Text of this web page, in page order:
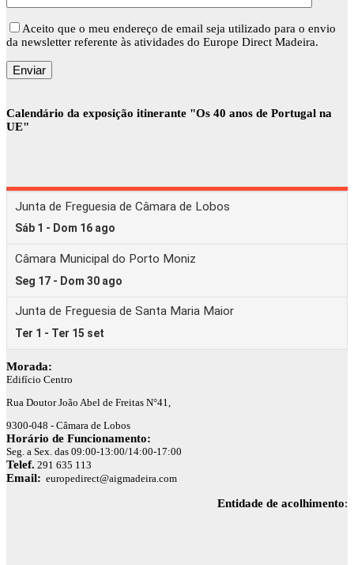
Aceito que o meu endereço de email seja utilizado para o envio
da newsletter referente às atividades do Europe Direct Madeira.
Calendário da exposição itinerante "Os 40 anos de Portugal na
UE"
Morada:
Edifício Centro
Rua Doutor João Abel de Freitas N°41,
9300-048 - Câmara de Lobos
Horário de Funcionamento:
Seg. a Sex. das 09:00-13:00/14:00-17:00
Telef. 291 635 113
Email: europedirect@aigmadeira.com
Entidade de acolhimento: